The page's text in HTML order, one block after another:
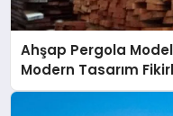
Ahşap Pergola
Modern Tasarım